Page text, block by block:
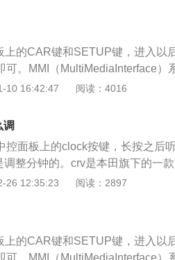
式可以分为屏式仪表板，框架式
有发动机转速表，保养指示灯，
态指示灯，用于显示车门是否完
提醒车主。随着科技的不断发展，
天驾驶车辆前观察仪表盘的习惯。
上的CAR键和SETUP键，进入以
可。MMI（MultiMediaInterface）
过MMI系统驾驶员可以控制车上
迪Q5L。截至2019年8月1日，奥
万元，车型定位中型SUV
标准。车身尺寸方面，长宽高分
其中有一部分车型的长为4753mm
动机，分为高低功率两种版本，
，最大马力252PS，最大扭矩
10 16:42:47 阅读：4016
调
控面板上的clock按键，长按之后
调整分钟的。crv是本田旗下的一
，并且口碑也不错。新款crv一共
动力车型，这款车还搭载了一台
L15BL，这款发动机的最大功率为
为5600转每分钟，最大扭矩转速
26 12:35:23 阅读：2897
上的CAR键和SETUP键，进入以
可。MMI（MultiMediaInterface）